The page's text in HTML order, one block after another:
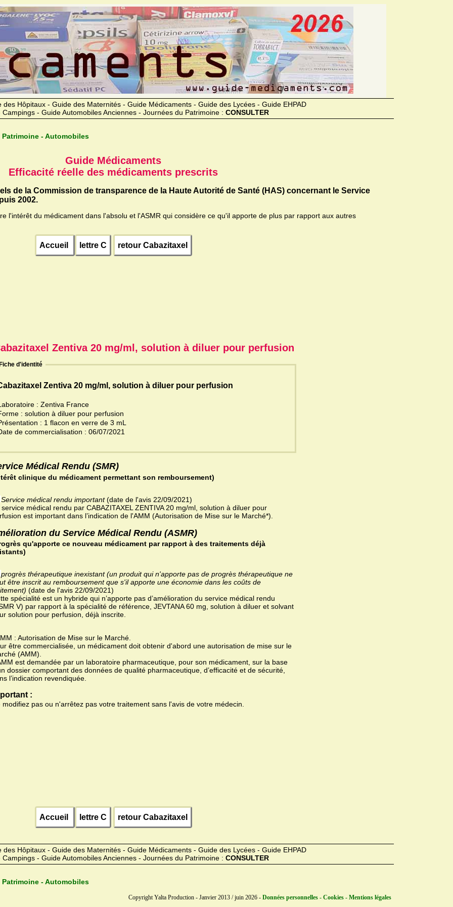
Hôpitaux - Guide des Maternités - Guide Médicaments - Guide des Lycées - Guide EHPAD
- Guide Automobiles Anciennes - Journées du Patrimoine : CONSULTER
Patrimoine - Automobiles
Guide Médicaments
Efficacité réelle des médicaments prescrits
de la Commission de transparence de la Haute Autorité de Santé (HAS) concernant le Service
2002.
l'intérêt du médicament dans l'absolu et l'ASMR qui considère ce qu'il apporte de plus par rapport aux autres
Accueil lettre C retour Cabazitaxel
Zentiva 20 mg/ml, solution à diluer pour perfusion
d'identité
Zentiva 20 mg/ml, solution à diluer pour perfusion
: Zentiva France
: solution à diluer pour perfusion
: 1 flacon en verre de 3 mL
de commercialisation : 06/07/2021
Médical Rendu (SMR)
clinique du médicament permettant son remboursement)
Service médical rendu important(date de l'avis 22/09/2021)
médical rendu par CABAZITAXEL ZENTIVA 20 mg/ml, solution à diluer pour
est important dans l’indication de l'AMM (Autorisation de Mise sur le Marché*).
du Service Médical Rendu (ASMR)
qu'apporte ce nouveau médicament par rapport à des traitements déjà
progrès thérapeutique inexistant (un produit qui n'apporte pas de progrès thérapeutique ne
être inscrit au remboursement que s'il apporte une économie dans les coûts de
(date de l'avis 22/09/2021)
spécialité est un hybride qui n’apporte pas d’amélioration du service médical rendu
V) par rapport à la spécialité de référence, JEVTANA 60 mg, solution à diluer et solvant
solution pour perfusion, déjà inscrite.
: Autorisation de Mise sur le Marché.
être commercialisée, un médicament doit obtenir d'abord une autorisation de mise sur le
(AMM).
est demandée par un laboratoire pharmaceutique, pour son médicament, sur la base
dossier comportant des données de qualité pharmaceutique, d’efficacité et de sécurité,
l’indication revendiquée.
:
modifiez pas ou n'arrêtez pas votre traitement sans l'avis de votre médecin.
Accueil lettre C retour Cabazitaxel
Hôpitaux - Guide des Maternités - Guide Médicaments - Guide des Lycées - Guide EHPAD
- Guide Automobiles Anciennes - Journées du Patrimoine : CONSULTER
Patrimoine - Automobiles
Copyright Yalta Production - Janvier 2013 / juin 2026 - Données personnelles - Cookies - Mentions légales